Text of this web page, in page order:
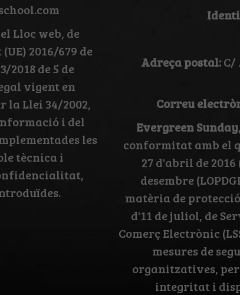
Lloc web, de
2016/679 de
2018 de 5 de
vigent en
la Llei 34/2002,
i del
les
tècnica i
Adreça postal:C/
Correu
Evergreen
conformitat amb el
27 d'abril de 2016
desembre
matèria de
d'11 de juliol, de
Comerç Electrònic
mesures de
organitzatives,
integritat i